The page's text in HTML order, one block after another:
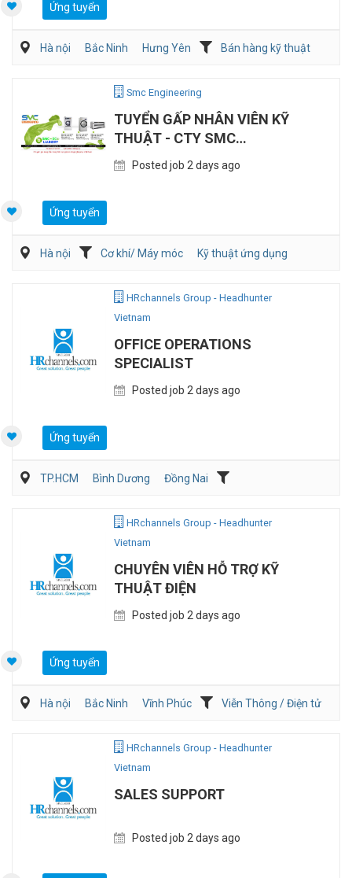
Ứng tuyển
Hà nội Bắc Ninh Hưng Yên
Bán hàng kỹ thuật
Smc Engineering
TUYỂN GẤP NHÂN VIÊN KỸ
THUẬT - CTY SMC
ENGINEERING
Posted job 2 days ago
Ứng tuyển
Hà nội Cơ khí/ Máy móc
Kỹ thuật ứng dụng
HRchannels Group - Headhunter
Vietnam
OFFICE OPERATIONS
SPECIALIST
Posted job 2 days ago
Ứng tuyển
TP.HCM Bình Dương
Đồng Nai
HRchannels Group - Headhunter
Vietnam
CHUYÊN VIÊN HỖ TRỢ KỸ
THUẬT ĐIỆN
Posted job 2 days ago
Ứng tuyển
Hà nội Bắc Ninh Vĩnh Phúc
Viễn Thông / Điện tử
HRchannels Group - Headhunter
Vietnam
SALES SUPPORT
Posted job 2 days ago